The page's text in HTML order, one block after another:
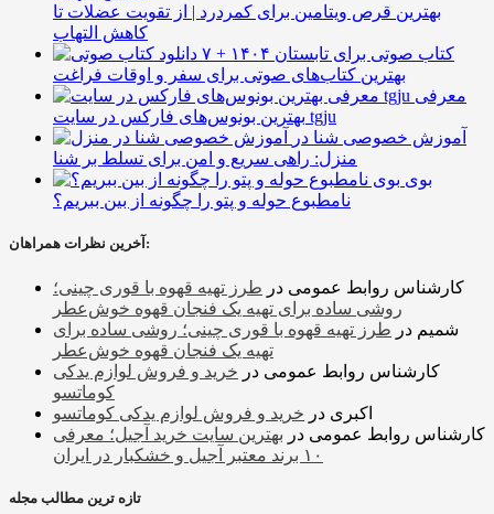
بهترین قرص ویتامین برای کمردرد | از تقویت عضلات تا
کاهش التهاب
۷ کتاب صوتی برای تابستان ۱۴۰۴ +
بهترین کتاب‌های صوتی برای سفر و اوقات فراغت
معرفی
بهترین بونوس‌های فارکس در سایت tgju
آموزش خصوصی شنا در
منزل: راهی سریع و امن برای تسلط بر شنا
بوی
نامطبوع حوله و پتو را چگونه از بین ببریم؟
آخرین نظرات همراهان:
کارشناس روابط عمومی در طرز تهیه قهوه با قوری چینی؛
روشی ساده برای تهیه یک فنجان قهوه خوش‌عطر
شمیم در طرز تهیه قهوه با قوری چینی؛ روشی ساده برای
تهیه یک فنجان قهوه خوش‌عطر
کارشناس روابط عمومی در خرید و فروش لوازم یدکی
کوماتسو
اکبری در خرید و فروش لوازم یدکی کوماتسو
کارشناس روابط عمومی در بهترین سایت خرید آجیل؛ معرفی
۱۰ برند معتبر آجیل و خشکبار در ایران
تازه ترین مطالب مجله